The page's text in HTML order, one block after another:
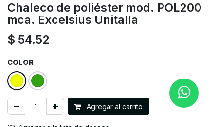
Chaleco de poliéster mod. POL200
mca. Excelsius Unitalla
$ 54.52
COLOR
Agregar al carrito